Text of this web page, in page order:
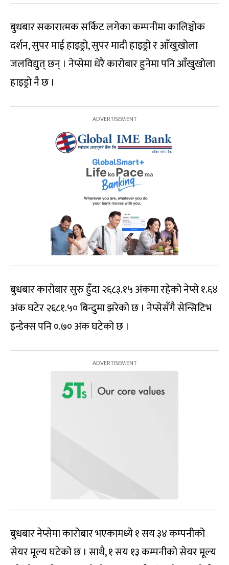
बुधबार सकारात्मक सर्किट लगेका कम्पनीमा कालिञ्चोक
दर्शन, सुपर माई हाइड्रो, सुपर मादी हाइड्रो र आँखुखोला
जलविद्युत् छन् । नेप्सेमा धेरै कारोबार हुनेमा पनि आँखुखोला
हाइड्रो नै छ ।
बुधबार कारोबार सुरु हुँदा २६८३.१५ अंकमा रहेको नेप्से १.६४
अंक घटेर २६८१.५० बिन्दुमा झरेको छ । नेप्सेसँगै सेन्सिटिभ
इन्डेक्स पनि ०.७० अंक घटेको छ ।
बुधबार नेप्सेमा कारोबार भएकामध्ये १ सय ३४ कम्पनीको
सेयर मूल्य घटेको छ । साथै, १ सय १३ कम्पनीको सेयर मूल्य